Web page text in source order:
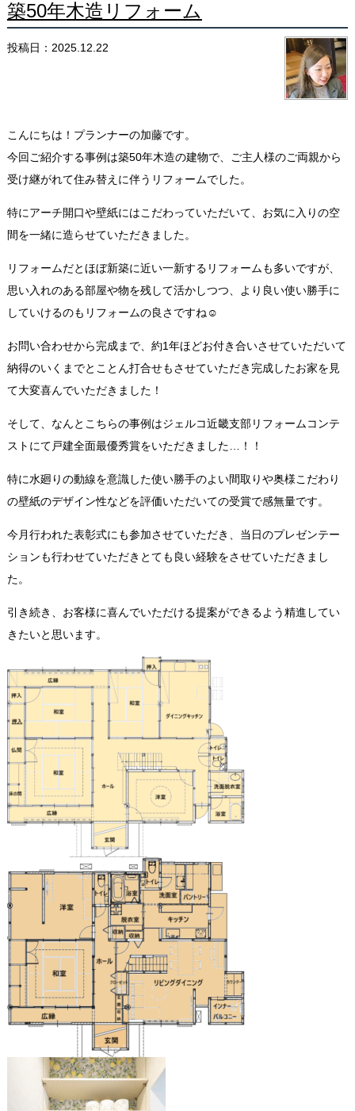
築50年木造リフォーム
投稿日：2025.12.22
こんにちは！プランナーの加藤です。
今回ご紹介する事例は築50年木造の建物で、ご主人様のご両親から
受け継がれて住み替えに伴うリフォームでした。
特にアーチ開口や壁紙にはこだわっていただいて、お気に入りの空
間を一緒に造らせていただきました。
リフォームだとほぼ新築に近い一新するリフォームも多いですが、
思い入れのある部屋や物を残して活かしつつ、より良い使い勝手に
していけるのもリフォームの良さですね☺
お問い合わせから完成まで、約1年ほどお付き合いさせていただいて
納得のいくまでとことん打合せもさせていただき完成したお家を見
て大変喜んでいただきました！
そして、なんとこちらの事例はジェルコ近畿支部リフォームコンテ
ストにて戸建全面最優秀賞をいただきました…！！
特に水廻りの動線を意識した使い勝手のよい間取りや奥様こだわり
の壁紙のデザイン性などを評価いただいての受賞で感無量です。
今月行われた表彰式にも参加させていただき、当日のプレゼンテー
ションも行わせていただきとても良い経験をさせていただきまし
た。
引き続き、お客様に喜んでいただける提案ができるよう精進してい
きたいと思います。